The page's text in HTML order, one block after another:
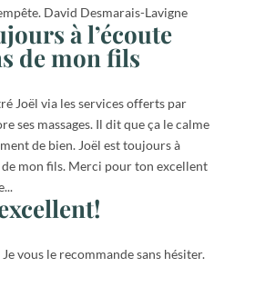
David Desmarais-Lavigne
à l’écoute
de mon fils
Joël via les services offerts par
ses massages. Il dit que ça le calme
de bien. Joël est toujours à
de mon fils. Merci pour ton excellent
vous le recommande sans hésiter.